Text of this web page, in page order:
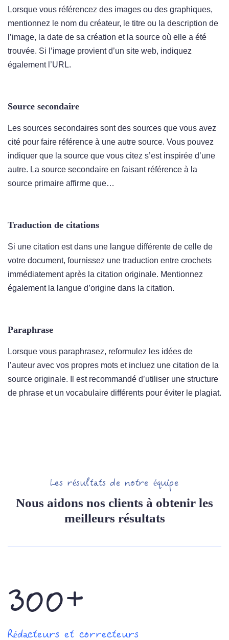
Lorsque vous référencez des images ou des graphiques,
mentionnez le nom du créateur, le titre ou la description de
l’image, la date de sa création et la source où elle a été
trouvée. Si l’image provient d’un site web, indiquez
également l’URL.
Source secondaire
Les sources secondaires sont des sources que vous avez
cité pour faire référence à une autre source. Vous pouvez
indiquer que la source que vous citez s’est inspirée d’une
autre. La source secondaire en faisant référence à la
source primaire affirme que…
Traduction de citations
Si une citation est dans une langue différente de celle de
votre document, fournissez une traduction entre crochets
immédiatement après la citation originale. Mentionnez
également la langue d’origine dans la citation.
Paraphrase
Lorsque vous paraphrasez, reformulez les idées de
l’auteur avec vos propres mots et incluez une citation de la
source originale. Il est recommandé d’utiliser une structure
de phrase et un vocabulaire différents pour éviter le plagiat.
Les résultats de notre équipe
Nous aidons nos clients à obtenir les
meilleurs résultats
300+
Rédacteurs et correcteurs